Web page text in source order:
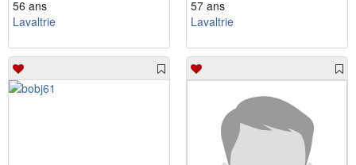
56 ans
Lavaltrie
57 ans
Lavaltrie